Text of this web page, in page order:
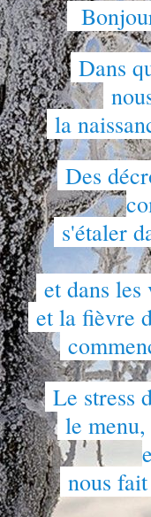
Bonjour
Dans
la
Des
s'étaler
et dans les
Le stress
le
nous